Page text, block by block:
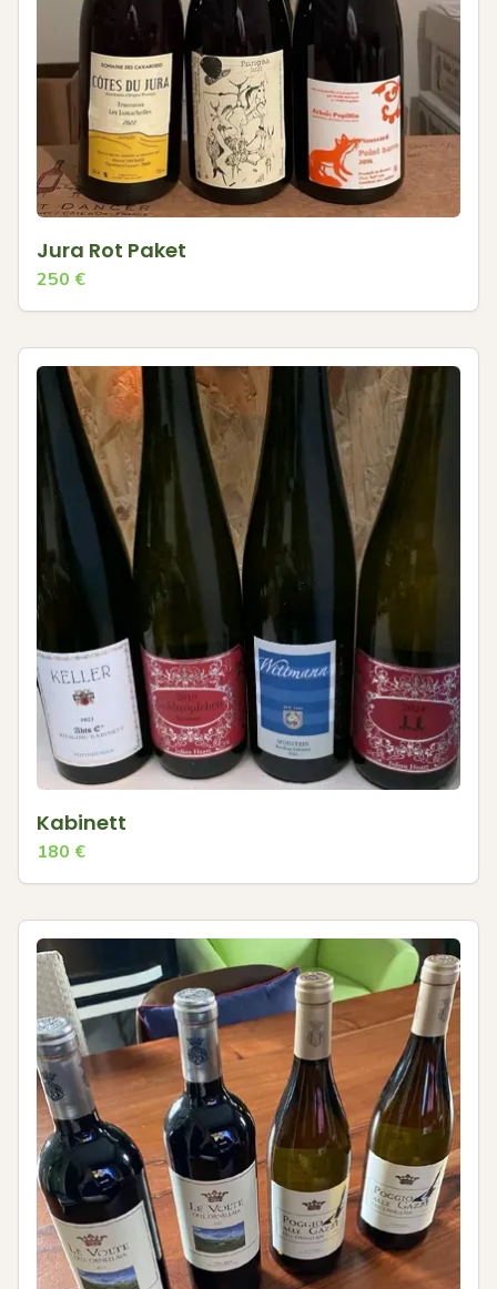
Jura Rot Paket
250 €
Kabinett
180 €